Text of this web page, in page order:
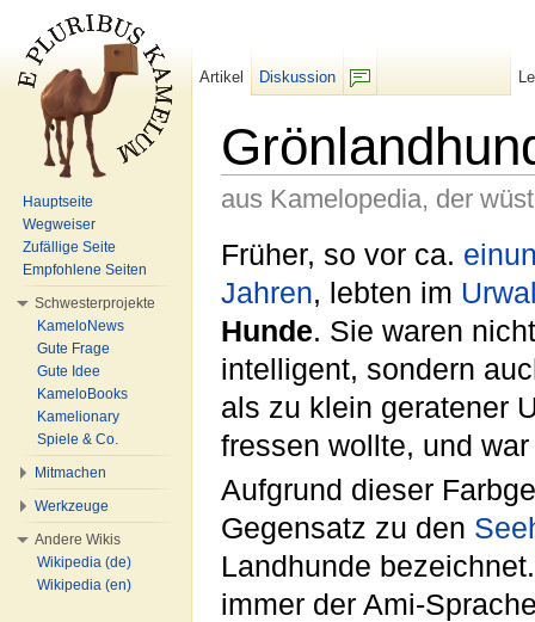
aus Kamelopedia, der
Früher, so vor ca.
Jahren, lebten im
Hunde. Sie waren
intelligent, sondern
als zu klein geratener
fressen wollte, und
Aufgrund dieser
Gegensatz zu den
Landhunde
immer der Ami-
Artikel
Diskussion
Hauptseite
Wegweiser
Zufällige Seite
Empfohlene Seiten
Schwesterprojekte
KameloNews
Gute Frage
Gute Idee
KameloBooks
Kamelionary
Spiele & Co.
Mitmachen
Werkzeuge
Andere Wikis
Wikipedia (de)
Wikipedia (en)